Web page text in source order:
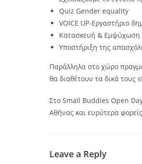
Quiz Gender equality
VOICE UP-Εργαστήριο
Κατασκευή & Εμψύχωση
Υποστήριξη της
Παράλληλα στο χώρο
θα διαθέτουν τα δικά τους
Στο Small Buddies Open
Αθήνας και ευρύτερα
Leave a Reply